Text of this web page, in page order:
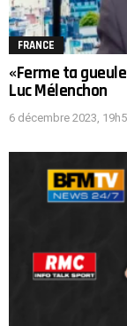
FRANCE
«Ferme ta
Luc Mélenchon
6 décembre 2023,